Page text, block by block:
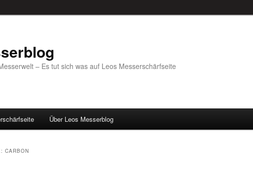
– Es tut sich was auf Leos Messerschärfseite
Über Leos Messerblog
CARBON